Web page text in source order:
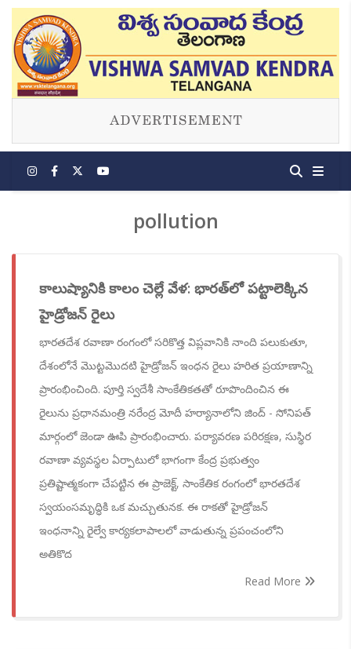
pollution
కాలుష్యానికి కాలం చెల్లే వేళ: భారత్‌లో పట్టాలెక్కిన
హైడ్రోజన్ రైలు
భారతదేశ రవాణా రంగంలో సరికొత్త విప్లవానికి నాంది పలుకుతూ,
దేశంలోనే మొట్టమొదటి హైడ్రోజన్ ఇంధన రైలు హరిత ప్రయాణాన్ని
ప్రారంభించింది. పూర్తి స్వదేశీ సాంకేతికతతో రూపొందించిన ఈ
రైలును ప్రధానమంత్రి నరేంద్ర మోదీ హర్యానాలోని జింద్ - సోనిపత్
మార్గంలో జెండా ఊపి ప్రారంభించారు. పర్యావరణ పరిరక్షణ, సుస్థిర
రవాణా వ్యవస్థల ఏర్పాటులో భాగంగా కేంద్ర ప్రభుత్వం
ప్రతిష్టాత్మకంగా చేపట్టిన ఈ ప్రాజెక్ట్, సాంకేతిక రంగంలో భారతదేశ
స్వయంసమృద్ధికి ఒక మచ్చుతునక. ఈ రాకతో హైడ్రోజన్
ఇంధనాన్ని రైల్వే కార్యకలాపాలలో వాడుతున్న ప్రపంచంలోని
అతికొద
Read More